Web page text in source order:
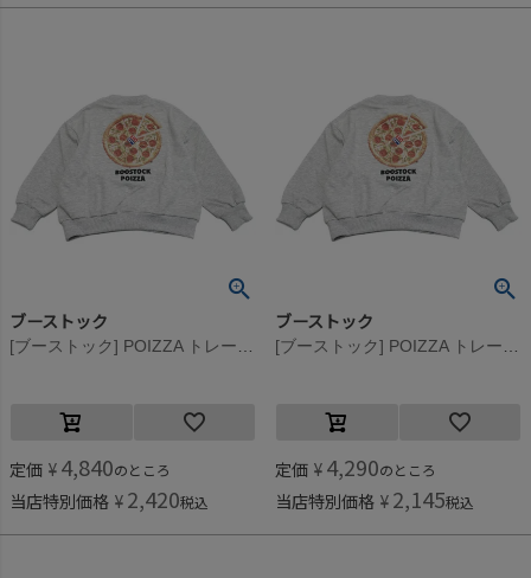
ブーストック
定価 ¥ 4,840のところ
当店特別価格 ¥ 2,420税込
ブーストック
定価 ¥ 4,290のところ
当店特別価格 ¥ 2,145税込